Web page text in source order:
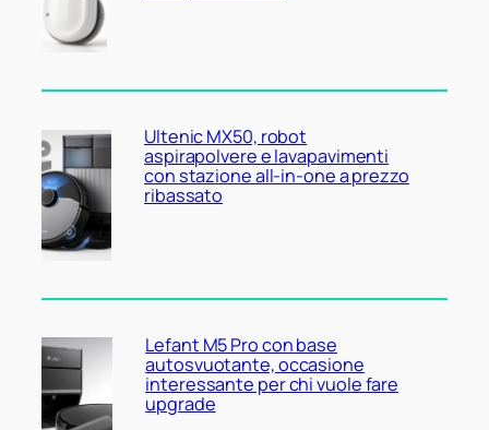
Ultenic MX50, robot
aspirapolvere e lavapavimenti
con stazione all-in-one a prezzo
ribassato
Lefant M5 Pro con base
autosvuotante, occasione
interessante per chi vuole fare
upgrade